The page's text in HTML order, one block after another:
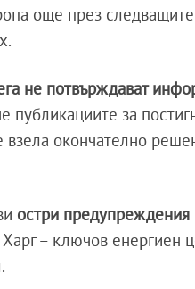
още през
не потвърждават
публикациите за
взела окончателно
остри
– ключов енергиен